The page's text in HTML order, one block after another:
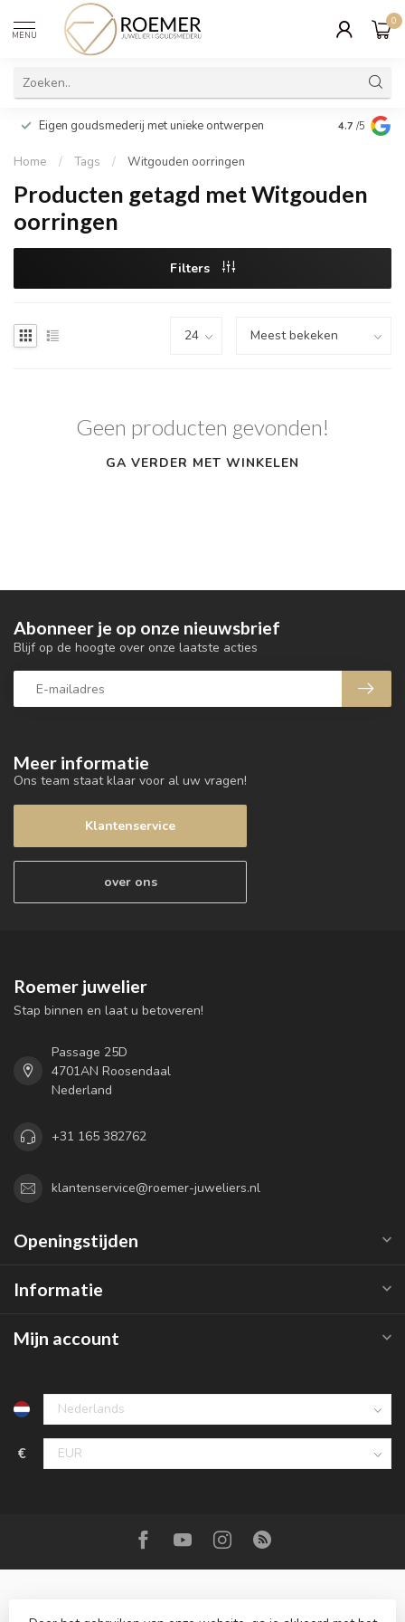
MENU
0
Eigen goudsmederij met unieke ontwerpen Wij
cadeau
4.7 /5
Home / Tags / Witgouden oorringen
Producten getagd met Witgouden
oorringen
Filters
Geen producten gevonden!
GA VERDER MET WINKELEN
Meer informatie
Ons team staat klaar voor al uw vragen!
Klantenservice
over ons
Abonneer je op onze nieuwsbrief
Blijf op de hoogte over onze laatste acties
Roemer juwelier
Stap binnen en laat u betoveren!
Passage 25D
4701AN Roosendaal
Nederland
+31 165 382762
klantenservice@roemer-juweliers.nl
Openingstijden
Informatie
Mijn account
€